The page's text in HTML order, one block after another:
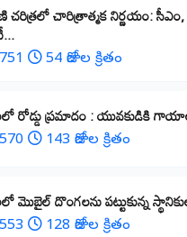
చరిత్రలో చారిత్రాత్మక నిర్ణయం: సీఎం,
54 రోజుల క్రితం
రోడ్డు ప్రమాదం : యువకుడికి
143 రోజుల క్రితం
మొబైల్ దొంగలను పట్టుకున్న
128 రోజుల క్రితం